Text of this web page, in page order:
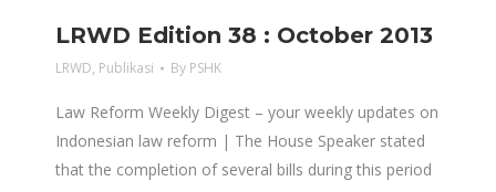
LRWD Edition 38 : October 2013
LRWD, Publikasi By PSHK
Law Reform Weekly Digest – your weekly updates on
Indonesian law reform | The House Speaker stated
that the completion of several bills during this period